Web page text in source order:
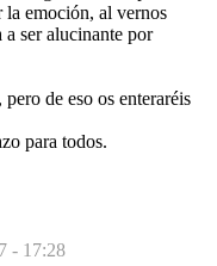
la emoción, al vernos
a ser alucinante por
de eso os enteraréis
para todos.
- 17:28